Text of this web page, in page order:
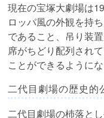
現在の宝塚大劇場は
ロッパ風の外観を持
であること、吊り装
席がちどり配列され
ことができるようにな
二代目劇場の歴史的
二代目劇場の杮落と